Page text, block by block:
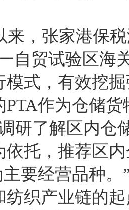
，张家港保
自贸试验区海
模式，有效挖
PTA作为仓储
研了解区内仓
依托，推荐区
主要经营品种
纺织产业链的